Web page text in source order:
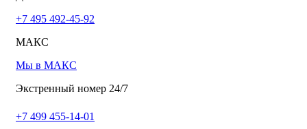
+7 495 492-45-92
МАКС
Мы в МАКС
Экстренный номер 24/7
+7 499 455-14-01